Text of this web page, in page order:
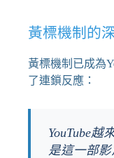
黃標機制的
黃標機制已成為
了連鎖反應：
YouTube
是這一部影